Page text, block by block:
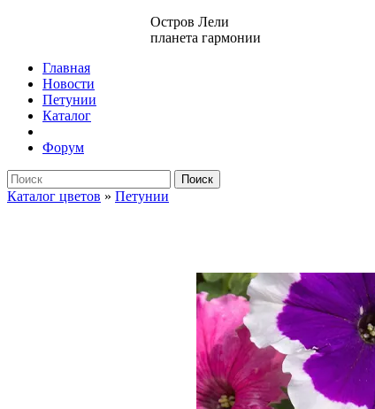
Остров Лели
планета гармонии
Главная
Новости
Петунии
Каталог
Форум
Поиск
Каталог цветов » Петунии